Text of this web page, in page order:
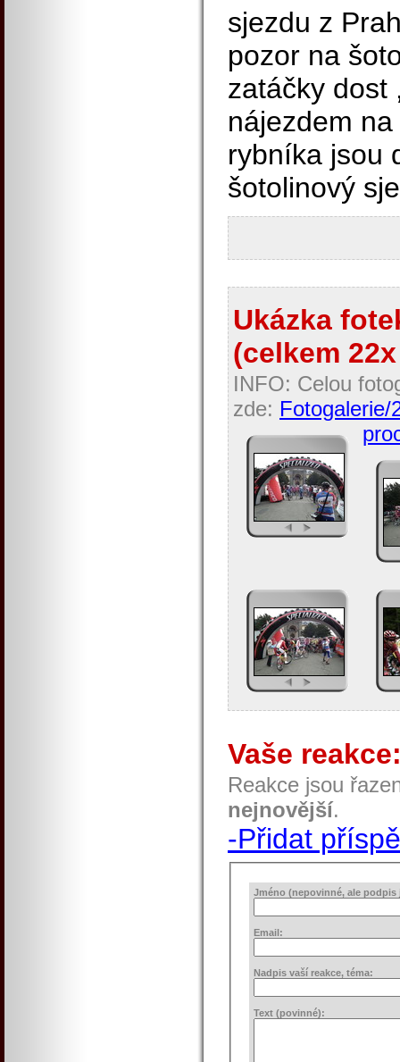
sjezdu z
pozor na
zatáčky dost
nájezdem
rybníka jsou
šotolinový
Ukázka
(celkem
INFO: Celou
zde: Fotogalerie/
Vaše
Reakce jsou
nejnovější.
-Přidat
Jméno (nepovinné, ale podpis
Email:
Nadpis vaší reakce, téma:
Text (povinné):